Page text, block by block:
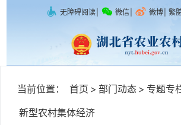
无障碍阅读 微信 微博 繁
当前位置： 首页 > 部门动态 > 专题专
新型农村集体经济